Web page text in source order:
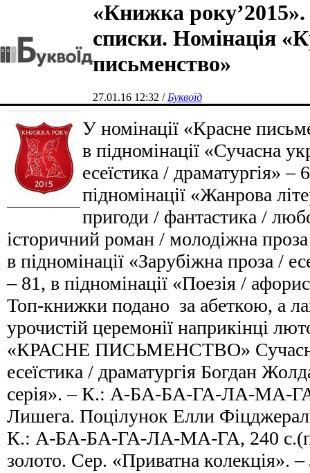
«Книжка року’2015».
списки. Номінація
письменство»
27.01.16 12:32 /Буквоїд
У номінації «Красне
в підномінації «Сучасна
есеїстика / драматургія» –
підномінації «Жанрова
пригоди / фантастика /
історичний роман / молодіжна проза
в підномінації «Зарубіжна проза /
– 81, в підномінації «Поезія /
Топ-книжки подано за абеткою, а
урочистій церемонії наприкінці
«КРАСНЕ ПИСЬМЕНСТВО» Сучасна
есеїстика / драматургія Богдан
серія». – К.: А-БА-БА-ГА-ЛА-МА-
Лишега. Поцілунок Елли
К.: А-БА-БА-ГА-ЛА-МА-ГА, 240
золото. Сер. «Приватна колекція».